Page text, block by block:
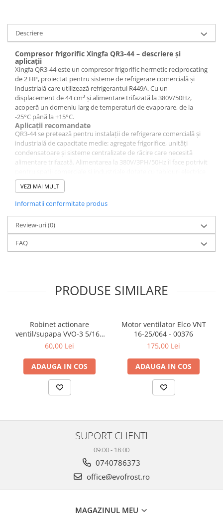
Descriere
Compresor frigorific Xingfa QR3-44 – descriere și
aplicații
Xingfa QR3-44 este un compresor frigorific hermetic reciprocating
de 2 HP, proiectat pentru sisteme de refrigerare comercială și
industrială care utilizează refrigerantul R449A. Cu un
displacement de 44 cm³ și alimentare trifazată la 380V/50Hz,
acoperă un domeniu larg de temperaturi de evaporare, de la
-25°C până la +15°C.
Aplicații recomandate
QR3-44 se pretează pentru instalații de refrigerare comercială și
industrială de capacitate medie: agregate frigorifice, unități
condensatoare și sisteme centralizate de răcire care necesită
alimentare trifazată. Alimentarea la 380V/3PH/50Hz îl face potrivit
trifazate.
Capacitate de răcire și performanță
W la +15°C, cu valori măsurate la temperatură de condensare
54.5°C și frecvență 50Hz. Performanța acoperă atât regimuri de
temperatură medie, cât și aplicații care necesită temperaturi de
evaporare mai coborâte, până la -25°C unde oferă 1320 W.
De ce R449A?
R449A este un refrigerant HFO/HFC cu GWP redus față de R404A
fără modificări majore ale infrastructurii existente.
înlocuirea compresoarelor existente compatibile R449A.
Capacitatea de ulei de 1500 cm³ și constructia hermetică asigură
funcționare stabilă în exploatare continuă.
VEZI MAI MULT
Informatii conformitate produs
Review-uri(0)
FAQ
PRODUSE SIMILARE
Robinet actionare
ventil/supapa VVO-3 5/16 -
5/16 - 00042
60,00 Lei
ADAUGA IN COS
Motor ventilator Elco VNT
16-25/064 - 00376
175,00 Lei
ADAUGA IN COS
SUPORT CLIENTI
09:00 - 18:00
0740786373
office@evofrost.ro
MAGAZINUL MEU